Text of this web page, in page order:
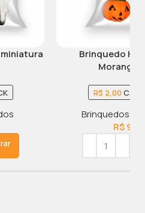
Brinquedo
R$ 2,00
Brinquedos
R$